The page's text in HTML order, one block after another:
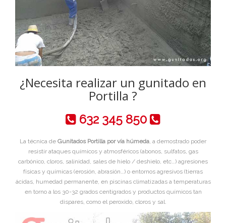
¿Necesita realizar un gunitado en
Portilla ?
632 345 850
La técnica de Gunitados Portilla por vía húmeda, a demostrado poder
resistir ataques químicos y atmosféricos (abonos, sulfatos, gas
carbónico, cloros, salinidad, sales de hielo / deshielo, etc…) agresiones
físicas y químicas (erosión, abrasión…) o entornos agresivos (tierras
ácidas, humedad permanente, en piscinas climatizadas a temperaturas
en torno a los 30-32 grados centigrados y productos químicos tan
dispares, como el peroxido, cloros y sal.